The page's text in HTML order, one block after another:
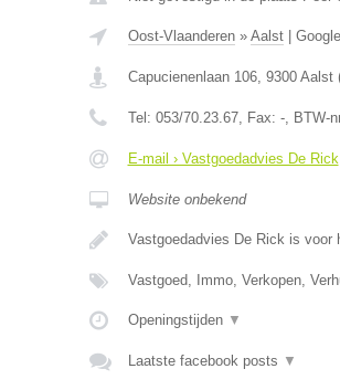
Oost-Vlaanderen» Aalst|
Capucienenlaan 106, 9300 Aalst
Tel: 053/70.23.67, Fax: -, BTW-
E-mail › Vastgoedadvies De Rick
Website onbekend
Vastgoedadvies De Rick is voor
Vastgoed, Immo, Verkopen,
Openingstijden ▼
Laatste facebook posts ▼